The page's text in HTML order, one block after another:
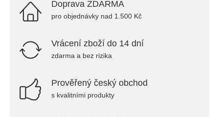
Doprava ZDARMA
pro objednávky nad 1.500 Kč
Vrácení zboží do 14 dní
zdarma a bez rizika
Prověřený český obchod
s kvalitními produkty